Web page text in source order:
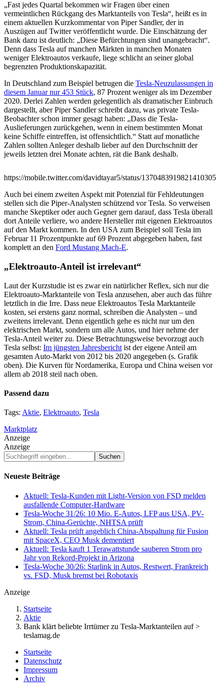
„Fast jedes Quartal bekommen wir Fragen über einen
vermeintlichen Rückgang des Marktanteils von Tesla“, heißt es in
einem aktuellen Kurzkommentar von Piper Sandler, der in
Auszügen auf Twitter veröffentlicht wurde. Die Einschätzung der
Bank dazu ist deutlich: „Diese Befürchtungen sind unangebracht“.
Denn dass Tesla auf manchen Märkten in manchen Monaten
weniger Elektroautos verkaufe, liege schlicht an seiner global
begrenzten Produktionskapazität.
In Deutschland zum Beispiel betrugen die Tesla-Neuzulassungen in
diesem Januar nur 453 Stück, 87 Prozent weniger als im Dezember
2020. Derlei Zahlen werden gelegentlich als dramatischer Einbruch
dargestellt, aber Piper Sandler schreibt dazu, was private Tesla-
Beobachter schon immer gesagt haben: „Dass die Tesla-
Auslieferungen zurückgehen, wenn in einem bestimmten Monat
keine Schiffe eintreffen, ist offensichtlich.“ Statt auf monatliche
Zahlen sollten Anleger deshalb lieber auf den Durchschnitt der
jeweils letzten drei Monate achten, rät die Bank deshalb.
https://mobile.twitter.com/davidtayar5/status/1370483919821410305
Auch bei einem zweiten Aspekt mit Potenzial für Fehldeutungen
stellen sich die Piper-Analysten schützend vor Tesla. So verweisen
manche Skeptiker oder auch Gegner gern darauf, dass Tesla überall
dort Anteile verliere, wo andere Hersteller mit eigenen Elektroautos
auf den Markt kommen. In den USA zum Beispiel soll Tesla im
Februar 11 Prozentpunkte auf 69 Prozent abgegeben haben, fast
komplett an den Ford Mustang Mach-E.
„Elektroauto-Anteil ist irrelevant“
Laut der Kurzstudie ist es zwar ein natürlicher Reflex, sich nur die
Elektroauto-Marktanteile von Tesla anzusehen, aber auch das führe
letztlich in die Irre. Dass neue Elektroautos Tesla Marktanteile
kosten, sei erstens ganz normal, schreiben die Analysten – und
zweitens irrelevant. Denn eigentlich gehe es nicht nur um den
elektrischen Markt, sondern um alle Autos, und hier nehme der
Tesla-Anteil weiter zu. Diese Betrachtungsweise bevorzugt auch
Tesla selbst: Im jüngsten Jahresbericht ist der eigene Anteil am
gesamten Auto-Markt von 2012 bis 2020 angegeben (s. Grafik
oben). Die Kurven für Nordamerika, Europa und China weisen vor
allem ab 2018 steil nach oben.
Passend dazu
Tags: Aktie, Elektroauto, Tesla
Marktplatz
Anzeige
Anzeige
Suchbegriff
eingeben...
Neueste Beiträge
Aktuell: Tesla-Kunden mit Light-Version von FSD melden
ausfallende Computer-Hardware
Tesla-Woche 31/26: 10 Mio. E-Autos, LFP aus USA, PV-
Strom, China-Gerüchte, NHTSA prüft
Aktuell: Tesla prüft angeblich China-Abspaltung für Fusion
mit SpaceX, CEO Musk dementiert
Aktuell: Tesla kauft 1 Terawattstunde sauberen Strom pro
Jahr von Rekord-Projekt in Arizona
Tesla-Woche 30/26: Starlink in Autos, Restwert, Frankreich
vs. FSD, Musk bremst bei Robotaxis
Anzeige
Startseite
Aktie
Bank klärt beliebte Irrtümer zu Tesla-Marktanteilen auf >
teslamag.de
Startseite
Datenschutz
Impressum
Archiv